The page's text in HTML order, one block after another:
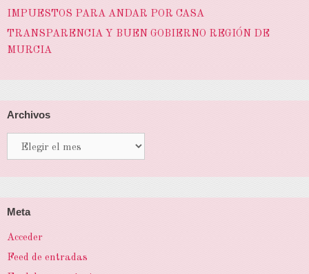
IMPUESTOS PARA ANDAR POR CASA
TRANSPARENCIA Y BUEN GOBIERNO REGIÓN DE
MURCIA
Archivos
Meta
Acceder
Feed de entradas